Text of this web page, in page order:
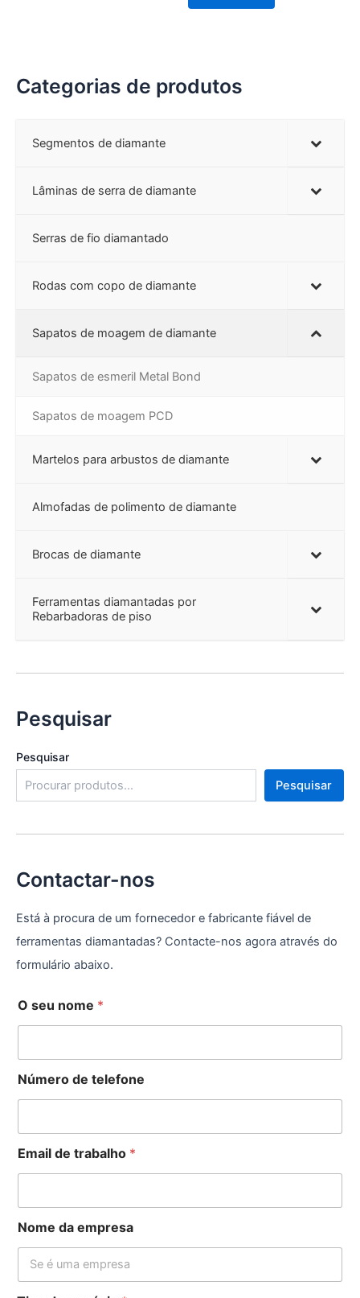
Categorias de produtos
Segmentos de diamante
Lâminas de serra de diamante
Serras de fio diamantado
Rodas com copo de diamante
Sapatos de moagem de diamante
Sapatos de esmeril Metal Bond
Sapatos de moagem PCD
Martelos para arbustos de diamante
Almofadas de polimento de diamante
Brocas de diamante
Ferramentas diamantadas por
Rebarbadoras de piso
Pesquisar
Pesquisar
Pesquisar
Contactar-nos
Está à procura de um fornecedor e fabricante fiável de
ferramentas diamantadas? Contacte-nos agora através do
formulário abaixo.
O seu nome *
Número de telefone
Email de trabalho *
Nome da empresa